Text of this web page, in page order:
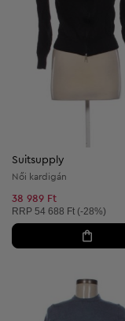
Suitsupply
Női kardigán
38 989 Ft
Ajánlott ár:
RRP 54 688 Ft (-28%)